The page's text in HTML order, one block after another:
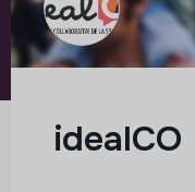
idealCO